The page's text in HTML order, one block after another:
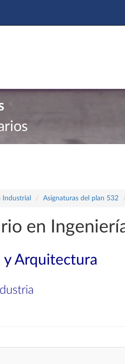
Asignaturas del plan 532
en
y Arquitectura